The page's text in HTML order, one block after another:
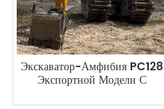
Экскаватор-Амфибия PC128
Экспортной Модели С